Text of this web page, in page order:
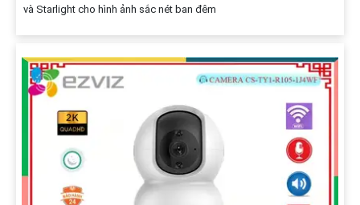
và Starlight cho hình ảnh sắc nét ban đêm